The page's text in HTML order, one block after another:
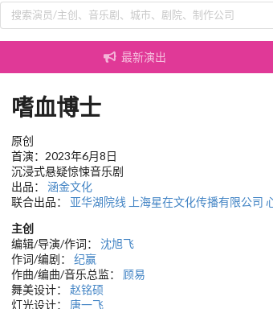
最新演出
嗜血博士
原创
首演：2023年6月8日
沉浸式悬疑惊悚音乐剧
出品： 涵金文化
联合出品： 亚华湖院线 上海星在文化传播有限公司
主创
编辑/导演/作词： 沈旭飞
作词/编剧： 纪赢
作曲/编曲/音乐总监： 顾易
舞美设计： 赵铭硕
灯光设计： 唐一飞